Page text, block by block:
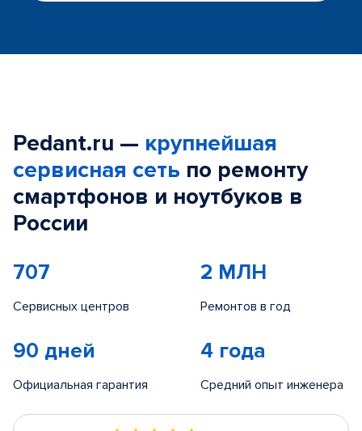
Pedant.ru — крупнейшая
сервисная сеть по ремонту
смартфонов и ноутбуков в
России
707
Сервисных центров
2 МЛН
Ремонтов в год
90 дней
Официальная гарантия
4 года
Средний опыт инженера